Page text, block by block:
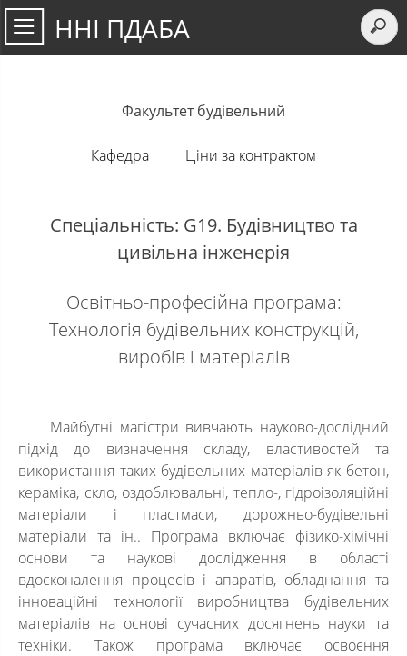
ННІ ПДАБА
Факультет будівельний
Кафедра Ціни за контрактом
Спеціальність: G19. Будівництво та
цивільна інженерія
Освітньо-професійна програма:
Технологія будівельних конструкцій,
виробів і матеріалів
Майбутні магістри вивчають науково-дослідний
підхід до визначення складу, властивостей та
використання таких будівельних матеріалів як бетон,
кераміка, скло, оздоблювальні, тепло-, гідроізоляційні
матеріали і пластмаси, дорожньо-будівельні
матеріали та ін.. Програма включає фізико-хімічні
основи та наукові дослідження в області
вдосконалення процесів і апаратів, обладнання та
інноваційні технології виробництва будівельних
матеріалів на основі сучасних досягнень науки та
техніки. Також програма включає освоєння